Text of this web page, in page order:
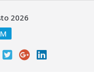
2026